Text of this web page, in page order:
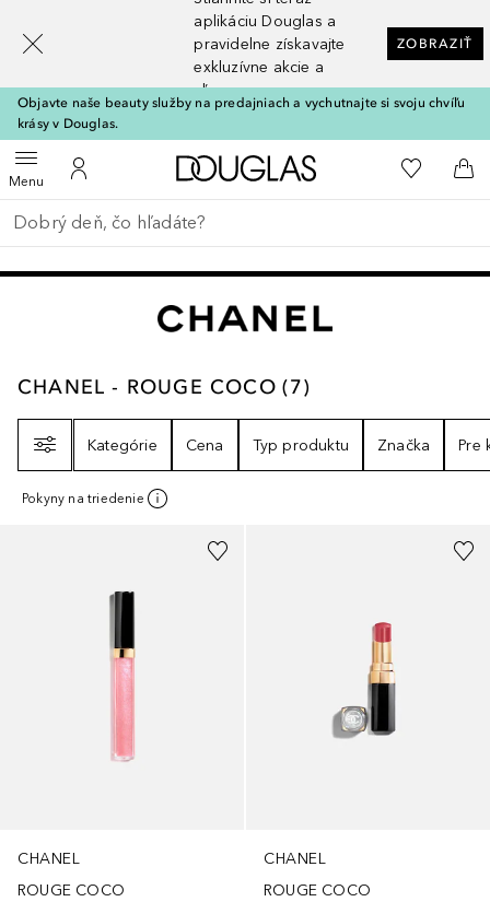
aplikáciu Douglas a
pravidelne získavajte
exkluzívne akcie a
zľavy
ZOBRAZIŤ
Objavte naše beauty služby na predajniach a vychutnajte si svoju chvíľu
krásy v Douglas.
MenuOtvoriť menuDo môjho účtu
Domov Do môjho
Do
Choď späť
Vykonajte vyhľadávanie
CHANEL - ROUGE COCO7
CHANEL - ROUGE COCO (7)
Kategórie
Cena Typ produktu Značka Pre
Pokyny na triedenie
CHANEL
ROUGE COCO
+12
CHANEL
ROUGE COCO
[navigation.slideout.screenreader]